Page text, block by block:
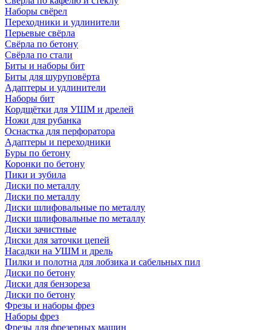
Наборы свёрел
Переходники и удлинители
Перьевые свёрла
Свёрла по бетону
Свёрла по стали
Биты и наборы бит
Биты для шуруповёрта
Адаптеры и удлинители
Наборы бит
Кордщётки для УШМ и дрелей
Ножи для рубанка
Оснастка для перфоратора
Адаптеры и переходники
Буры по бетону
Коронки по бетону
Пики и зубила
Диски по металлу
Диски по металлу
Диски шлифовальные по металлу
Диски шлифовальные по металлу
Диски зачистные
Диски для заточки цепей
Насадки на УШМ и дрель
Пилки и полотна для лобзика и сабельных пил
Диски по бетону
Диски для бензореза
Диски по бетону
Фрезы и наборы фрез
Наборы фрез
Фрезы для фрезерных машин